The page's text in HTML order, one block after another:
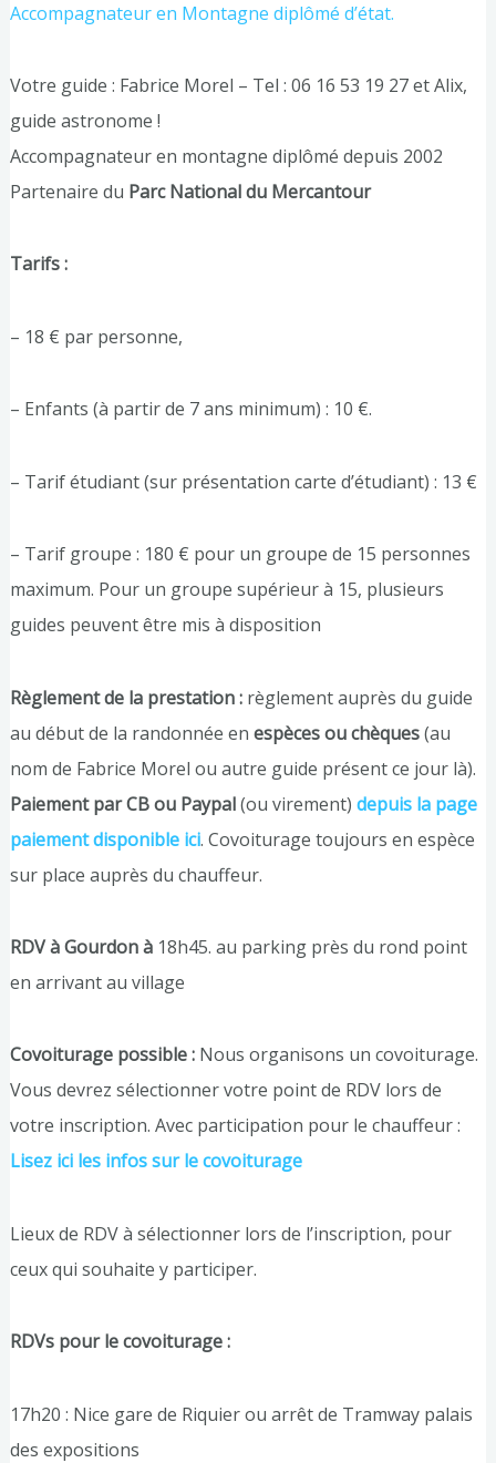
Accompagnateur en Montagne diplômé d’état.
Votre guide : Fabrice Morel – Tel : 06 16 53 19 27 et Alix,
guide astronome !
Accompagnateur en montagne diplômé depuis 2002
Partenaire du Parc National du Mercantour
Tarifs :
– 18 € par personne,
– Enfants (à partir de 7 ans minimum) : 10 €.
– Tarif étudiant (sur présentation carte d’étudiant) : 13 €
– Tarif groupe : 180 € pour un groupe de 15 personnes
maximum. Pour un groupe supérieur à 15, plusieurs
guides peuvent être mis à disposition
Règlement de la prestation : règlement auprès du guide
au début de la randonnée en espèces ou chèques(au
nom de Fabrice Morel ou autre guide présent ce jour là).
Paiement par CB ou Paypal(ou virement) depuis la page
paiement disponible ici. Covoiturage toujours en espèce
sur place auprès du chauffeur.
RDV à Gourdon à 18h45. au parking près du rond point
en arrivant au village
Covoiturage possible : Nous organisons un covoiturage.
Vous devrez sélectionner votre point de RDV lors de
votre inscription. Avec participation pour le chauffeur :
Lisez ici les infos sur le covoiturage
Lieux de RDV à sélectionner lors de l’inscription, pour
ceux qui souhaite y participer.
RDVs pour le covoiturage :
17h20 : Nice gare de Riquier ou arrêt de Tramway palais
des expositions